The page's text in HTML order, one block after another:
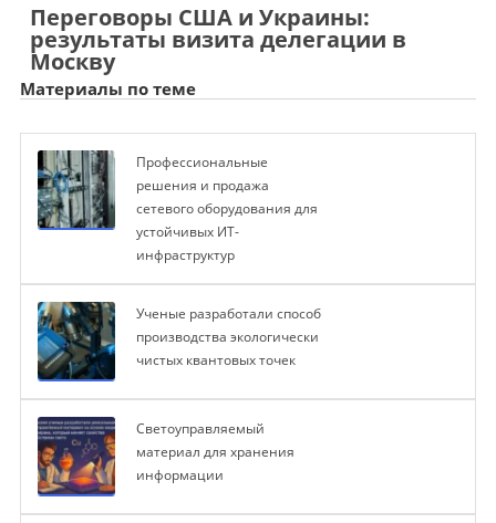
Переговоры США и Украины:
результаты визита делегации в
Москву
Материалы по теме
Профессиональные
решения и продажа
сетевого оборудования для
устойчивых ИТ-
инфраструктур
Ученые разработали способ
производства экологически
чистых квантовых точек
Светоуправляемый
материал для хранения
информации